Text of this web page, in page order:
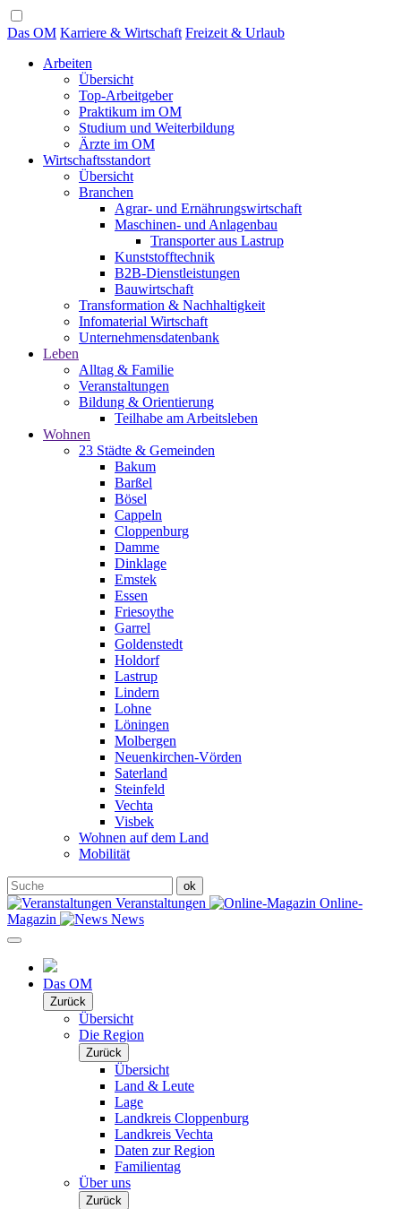
Das OM Karriere & Wirtschaft Freizeit & Urlaub
Arbeiten
Übersicht
Top-Arbeitgeber
Praktikum im OM
Studium und Weiterbildung
Ärzte im OM
Wirtschaftsstandort
Übersicht
Branchen
Agrar- und Ernährungswirtschaft
Maschinen- und Anlagenbau
Transporter aus Lastrup
Kunststofftechnik
B2B-Dienstleistungen
Bauwirtschaft
Transformation & Nachhaltigkeit
Infomaterial Wirtschaft
Unternehmensdatenbank
Leben
Alltag & Familie
Veranstaltungen
Bildung & Orientierung
Teilhabe am Arbeitsleben
Wohnen
23 Städte & Gemeinden
Bakum
Barßel
Bösel
Cappeln
Cloppenburg
Damme
Dinklage
Emstek
Essen
Friesoythe
Garrel
Goldenstedt
Holdorf
Lastrup
Lindern
Lohne
Löningen
Molbergen
Neuenkirchen-Vörden
Saterland
Steinfeld
Vechta
Visbek
Wohnen auf dem Land
Mobilität
Veranstaltungen
Online-
Magazin
News
Das OM
Zurück
Übersicht
Die Region
Zurück
Übersicht
Land & Leute
Lage
Landkreis Cloppenburg
Landkreis Vechta
Daten zur Region
Familientag
Über uns
Zurück